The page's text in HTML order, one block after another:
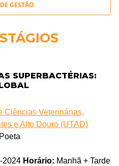
GESTÃO
SUPERBACTÉRIAS:
Ciências Veterinárias,
e Alto Douro (UTAD)
2024 Horário: Manhã + Tarde